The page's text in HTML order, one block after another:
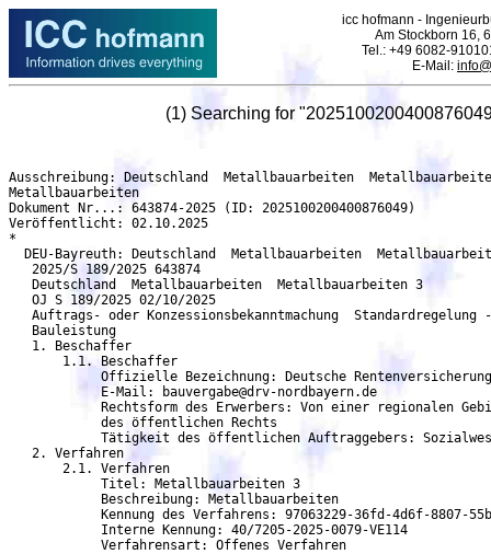
icc hofmann -
Am Stockborn 16,
Tel.: +49 6082-
E-Mail:
(1) Searching for
Ausschreibung: Deutschland  Metallbauarbeiten  Metallbauarbeiten 3 - DEU-Bayreuth
Metallbauarbeiten
Dokument Nr...: 643874-2025 (ID: 2025100200400876049)
Veröffentlicht: 02.10.2025
*
  DEU-Bayreuth: Deutschland  Metallbauarbeiten  Metallbauarbeiten 3
   2025/S 189/2025 643874
   Deutschland  Metallbauarbeiten  Metallbauarbeiten 3
   OJ S 189/2025 02/10/2025
   Auftrags- oder Konzessionsbekanntmachung  Standardregelung - Änderungsbekanntmachung
   Bauleistung
   1. Beschaffer
       1.1. Beschaffer
	    Offizielle Bezeichnung: Deutsche Rentenversicherung Nordbayern
	    E-Mail: bauvergabe@drv-nordbayern.de
            Rechtsform des Erwerbers: Von einer regionalen Gebietskörperschaft kontrollierte Einrichtung
            des öffentlichen Rechts
            Tätigkeit des öffentlichen Auftraggebers: Sozialwesen
   2. Verfahren
       2.1. Verfahren
	    Titel: Metallbauarbeiten 3
	    Beschreibung: Metallbauarbeiten
	    Kennung des Verfahrens: 97063229-36fd-4d6f-8807-55b7e71dc002
	    Interne Kennung: 40/7205-2025-0079-VE114
	    Verfahrensart: Offenes Verfahren
	    Das Verfahren wird beschleunigt: nein
     2.1.1. Zweck
	    Art des Auftrags: Bauleistung
	    Haupteinstufung (cpv): 45262670 Metallbauarbeiten
     2.1.2. Erfüllungsort
            Postanschrift: Gelände oberhalb der Lohengrin Therme, Thermenallee 1
	    Stadt: Bayreuth
	    Postleitzahl: 95448
	    Land, Gliederung (NUTS): Bayreuth, Kreisfreie Stadt (DE242)
	    Land: Deutschland
     2.1.4. Allgemeine Informationen
            Zusätzliche Informationen: Angebote sowie Rückfragen dürfen ausschließlich über die
	    elektronische Vergabeplattform eingereicht werden. Die Urkalkulation ist (auch elektronisch
            als passwortgeschützte Datei wie z. B. .rar, .zip, .7z über die Vergabeplattform möglich)
            einzureichen. Bedenken Sie bitte Ihr Angebot auf die letzte veröffentlichte Version der
            Vergabeunterlagen abzugeben. a) Die ausgefüllten Angebote sind rechtsgültig zu
            unterschreiben und mit den geforderten Nachweisen, Erklärungen und Anlagen zwingend
            innerhalb der Angebotsfrist ausschließlich über den verschlüsselten Angebotsbereich der
	    elektronischen Vergabeplattform einzureichen. Eine Einreichung per E-Mail oder
            unverschlüsselt per Bietermitteilung ist nicht zulässig und führt zwangsläufig zum Ausschluss.
	    Angebote, die nicht form- oder fristgerecht eingegangen sind, werden ausgeschlossen, es sei
            denn, der Bieter hat dies nicht zu vertreten. b) Während der Angebotsphase sind Rückfragen
            ausschließlich elektronisch als Bewerberfragen-/mitteilungen unverschlüsselt über den
            Kommunikationsbereich der Vergabeplattform bis spätestens 8 Kalendertage vor Ablauf der
	      Angebotsfrist an den Auftraggeber zu richten. Verbindliche Stellungnahmen werden als
              Erläuterungen, Aktualisierungen oder Änderungen zu den Vergabeunterlagen unter der zuvor
              genannten Vergabeplattform bis 6 Kalendertage vor Ablauf der Angebotsfrist veröffentlicht. c)
              Angebotsunterlagen können nur verschlüsselt elektronisch eingereicht werden und verbleiben
	      beim Auftraggeber. Der Auftraggeber bedient sich bei der Auswertung externer Fachplaner,
              denen die Angebotsunterlagen hierfür vertraulich bereitgestellt werden. d) Geforderte
	      Nachweise sind elektronisch, nicht deutschsprachige Nachweise in einer beglaubigten
              Übersetzung, einzureichen. e) Informationspflicht des Bieters: Die Bieter verpflichten sich, sich
	      eigenverantwortlich bis 6 Kalendertage vor Ablauf der Angebotsfrist auf der zuvor genannten
              Vergabeplattform zu informieren, ob Erläuterungen, Aktualisierungen oder Änderungen zu den
              Vergabeunterlagen vorgenommen wurden. Weiter werden die Bieter ausdrücklich darauf
              hingewiesen, dass sich in besonderen Fällen die Notwendigkeit ergeben kann, die
              Angebotsfrist auch noch innerhalb der zuvor genannten 6 Kalendertage abzuändern oder zu
              verschieben. Entsprechende Erläuterungen, Aktualisierungen oder Änderungen werden
              unverzüglich auf zuvor genannter Vergabeplattform veröffentlicht. Es wird darauf hingewiesen,
              dass alle veröffentlichten Erläuterungen, Aktualisierungen oder Änderungen Bestandteil der
              Vergabeunterlagen sind. Sollten sich die veröffentlichten Erläuterungen, Aktualisierungen oder
              Änderungen auf die Angebotsunterlagen auswirken, gelten folgende Regelungen: Ist das
	      Angebot bereits elektronisch eingereicht worden, so ist dem Auftraggeber bis zum Ende der
              Angebotsfrist über die Vergabeplattform mitzuteilen, sofern: - das alte Angebot für ungültig
              erklärt und kein neues Angebot abgegeben wird, - das alte Angebot für ungültig erklärt und ein
	      neues Angebot abgegeben wird. Das neue Angebot muss vor Ende der Angebotsfrist
              elektronisch vorliegen, - das alte Angebot -ergänzt um das Erläuterungs-, Aktualisierungs-
              oder Änderungsschreiben aufrechterhalten werden soll. Auf die Möglichkeit diese, vom
              speziellen Einzelfall abhängige Variante wählen zu können, wird in dem betreffenden
              Erläuterungs-, Aktualisierungs- oder Änderungsschreiben ausdrücklich hingewiesen. Es wird
              darauf hingewiesen, dass das unterzeichnete Erläuterungs-, Aktualisierungs- oder
              Änderungsschreiben vor Ablauf der Angebotsfrist dem Auftraggeber elektronisch vorliegen
              muss, - das alte Angebot unverändert aufrechterhalten werden soll. In diesem Fall wird darauf
              hingewiesen, dass ein bereits eingereichtes Angebot, wenn erforderlich, an die Erläuterungs-,
              Aktualisierungs- oder Änderungsschreiben angepasst werden muss. Sofern keine gesonderte
              Mitteilung eingeht, wird davon ausgegangen, dass das alte Angebot unverändert
	      aufrechtgehalten wird.
	      Rechtsgrundlage:
	      Richtlinie 2014/24/EU
	      vob-a-eu -
     2.1.6. Ausschlussgründe
            Quellen der Ausschlussgründe: Bekanntmachung, Auftragsunterlagen
            Der Zahlungsunfähigkeit vergleichbare Lage gemäß nationaler Rechtsvorschriften: Genaue
            Erläuterung siehe Vergabeunterlagen  Eigenerklärung zur Eignung 124
            Korruption: Genaue Erläuterung siehe Vergabeunterlagen  Eigenerklärung zur Eignung 124
            Beteiligung an einer kriminellen Vereinigung: Genaue Erläuterung siehe Vergabeunterlagen
             Eigenerklärung zur Eignung 124
	    Vereinbarungen mit anderen Wirtschaftsteilnehmern zur Verzerrung des Wettbewerbs:
            Genaue Erläuterung siehe Vergabeunterlagen  Eigenerklärung zur Eignung 124
            Verstoß gegen umweltrechtliche Verpflichtungen: Genaue Erläuterung siehe
            Vergabeunterlagen  Eigenerklärung zur Eignung 124
            Geldwäsche oder Terrorismusfinanzierung: Genaue Erläuterung siehe Vergabeunterlagen
             Eigenerklärung zur Eignung 124
              Betrug: Genaue Erläuterung siehe Vergabeunterlagen  Eigenerklärung zur Eignung 124
              Kinderarbeit und andere Formen des Menschenhandels: Genaue Erläuterung siehe
              Vergabeunterlagen  Eigenerklärung zur Eignung 124
              Zahlungsunfähigkeit: Genaue Erläuterung siehe Vergabeunterlagen  Eigenerklärung zur
	      Eignung 124
              Verstoß gegen arbeitsrechtliche Verpflichtungen: Genaue Erläuterung siehe
              Vergabeunterlagen  Eigenerklärung zur Eignung 124
              Verwaltung der Vermögenswerte durch